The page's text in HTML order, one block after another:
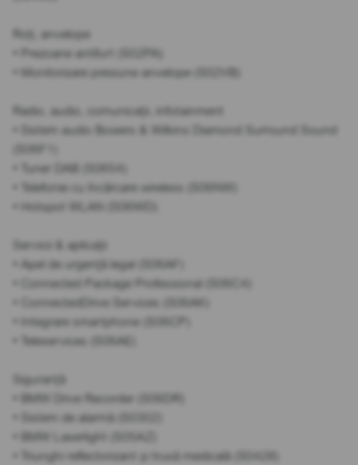
Roți, anvelope
• Prezoane antifurt (S02PA)
• Monitorizare presiune anvelope (S02VB)
Radio, audio, comunicații, infotainment
• Sistem audio Bowers & Wilkins Diamond Surround Sound
• Tuner DAB (S0654)
• Telefonie cu încărcare wireless (S06NW)
• Hotspot WLAN (S06WD)
Servicii & aplicații
• Apel de urgență legal (S06AF)
• Connected Package Professional (S06C4)
• ConnectedDrive Services (S06AK)
• Integrare smartphone (S06CP)
• Teleservices (S06AE)
Siguranță
• BMW Drive Recorder (S06DR)
• Sistem de alarmă (S0302)
• BMW Laserlight (S05AZ)
• Triunghi reflectorizant și trusă medicală (S0428)